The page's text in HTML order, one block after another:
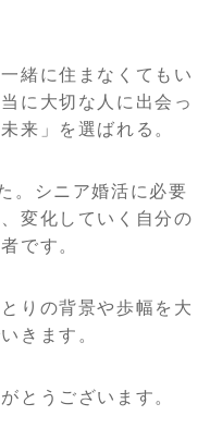
緒に住まなくてもい
に大切な人に出会っ
来」を選ばれる。
。シニア婚活に必要
変化していく自分の
です。
りの背景や歩幅を大
きます。
とうございます。